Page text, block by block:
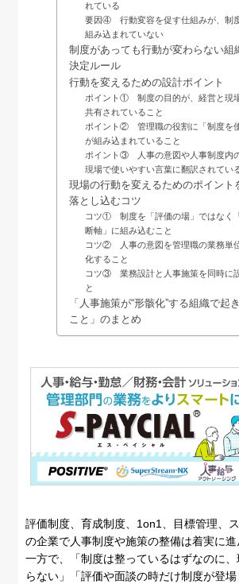
れている
要因④ 行動変容を促す仕組みが、制
組み込まれていない
制度があっても行動が変わらない組
決定ルール
行動を変えるための設計ポイント
ポイント① 制度の目的が、経営と現
共有されていること
ポイント② 管理職の役割に「制度を使
が組み込まれていること
ポイント③ 人事の意図や人事制度内の
現場で使いやすい言葉に翻訳されてい
現場の行動を変えるためのポイント
落とし込むコツ
コツ① 制度を「評価の場」ではなく
断軸」に組み込むこと
コツ② 人事の意図を管理職の業務単
化すること
コツ③ 業務設計と人事施策を同時に
と
「人事施策が“形骸化”する組織で起
こと」のまとめ
評価制度、育成制度、1on1、目標管理、
の企業で人事制度や施策の整備は着実に
一方で、「制度は整っているはずなのに
らない」「評価や面談の時だけ制度が登